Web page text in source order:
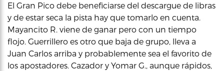
El Gran Pico debe beneficiarse del descargue de libras
y de estar seca la pista hay que tomarlo en cuenta.
Mayancito R. viene de ganar pero con un tiempo
flojo. Guerrillero es otro que baja de grupo, lleva a
Juan Carlos arriba y probablemente sea el favorito de
los apostadores. Cazador y Yomar G., aunque rápidos,